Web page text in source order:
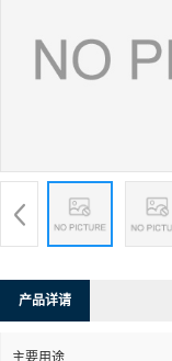
产品详请
主要用途